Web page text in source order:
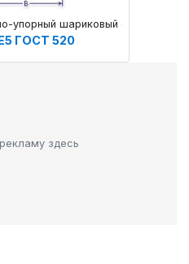
упорный шариковый
ГОСТ 520
здесь